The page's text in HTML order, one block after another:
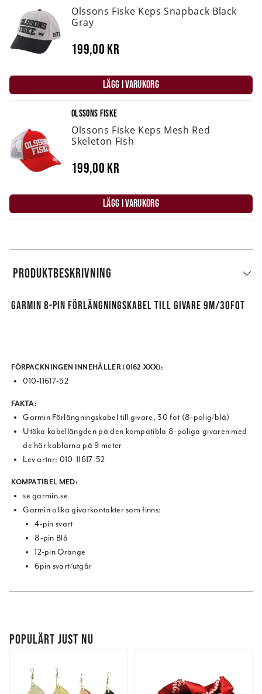
Olssons Fiske Keps Snapback Black
Gray
199,00 kr
LÄGG I VARUKORG
OLSSONS FISKE
Olssons Fiske Keps Mesh Red
Skeleton Fish
199,00 kr
LÄGG I VARUKORG
PRODUKTBESKRIVNING
GARMIN 8-PIN FÖRLÄNGNINGSKABEL TILL GIVARE 9M/30FOT
FÖRPACKNINGEN INNEHÅLLER (0162-XXX):
010-11617-52
FAKTA:
Garmin Förlängningskabel till givare, 30 fot (8-polig/blå)
Utöka kabellängden på den kompatibla 8-poliga givaren med
de här kablarna på 9 meter
Lev artnr: 010-11617-52
KOMPATIBEL MED:
se garmin.se
Garmin olika givarkontakter som finns:
4-pin svart
8-pin Blå
12-pin Orange
6pin svart/utgår
POPULÄRT JUST NU